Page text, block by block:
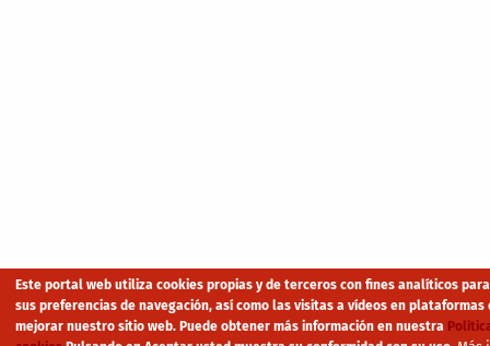
Este portal web utiliza cookies propias y de terceros con fines analíticos
sus preferencias de navegación, así como las visitas a vídeos en plataformas
mejorar nuestro sitio web. Puede obtener más información en nuestra